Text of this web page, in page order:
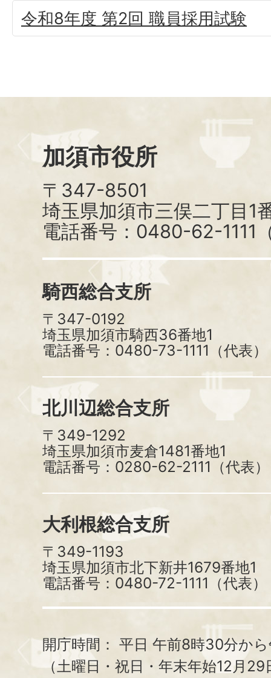
令和8年度 第2回 職員採用試験
加須市役所
〒347-8501
埼玉県加須市三俣二丁目1
電話番号：0480-62-1111
騎西総合支所
〒347-0192
埼玉県加須市騎西36番地1
電話番号：0480-73-1111（代表）
北川辺総合支所
〒349-1292
埼玉県加須市麦倉1481番地1
電話番号：0280-62-2111（代表）
大利根総合支所
〒349-1193
埼玉県加須市北下新井1679番地1
電話番号：0480-72-1111（代表）
開庁時間： 平日 午前8時30分か
（土曜日・祝日・年末年始12月